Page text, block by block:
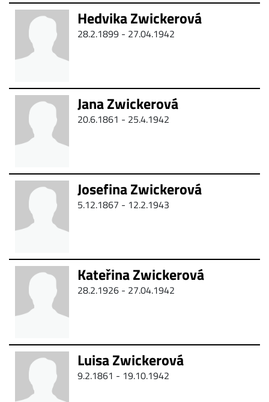
Hedvika Zwickerová
28.2.1899 - 27.04.1942
Jana Zwickerová
20.6.1861 - 25.4.1942
Josefina Zwickerová
5.12.1867 - 12.2.1943
Kateřina Zwickerová
28.2.1926 - 27.04.1942
Luisa Zwickerová
9.2.1861 - 19.10.1942